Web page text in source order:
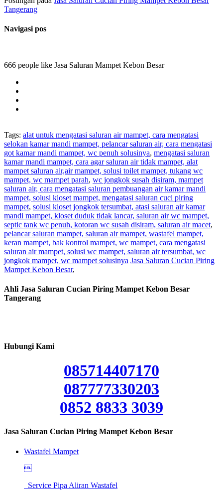
Tangerang
Navigasi pos
666 people like Jasa Saluran Mampet Kebon Besar
Tags: alat untuk mengatasi saluran air mampet, cara mengatasi
selokan kamar mandi mampet, pelancar saluran air, cara mengatasi
got kamar mandi mampet, wc penuh solusinya, mengatasi saluran
kamar mandi mampet, cara agar saluran air tidak mampet, alat
mampet saluran air,air mampet, solusi toilet mampet, tukang wc
mampet, wc mampet parah, wc jongkok susah disiram, mampet
saluran air, cara mengatasi saluran pembuangan air kamar mandi
mampet, solusi kloset mampet, mengatasi saluran cuci piring
mampet, solusi kloset jongkok tersumbat, atasi saluran air kamar
mandi mampet, kloset duduk tidak lancar, saluran air wc mampet,
septic tank wc penuh, kotoran wc susah disiram, saluran air macet,
pelancar saluran mampet, saluran air mampet, wastafel mampet,
keran mampet, bak kontrol mampet, wc mampet, cara mengatasi
saluran air mampet, solusi wc mampet, saluran air tersumbat, wc
jongkok mampet, wc mampet solusinya Jasa Saluran Cucian Piring
Mampet Kebon Besar,
Ahli Jasa Saluran Cucian Piring Mampet Kebon Besar
Tangerang
Hubungi Kami
085714407170
087777330203
0852 8833 3039
Jasa Saluran Cucian Piring Mampet Kebon Besar
Wastafel Mampet

Service Pipa Aliran Wastafel